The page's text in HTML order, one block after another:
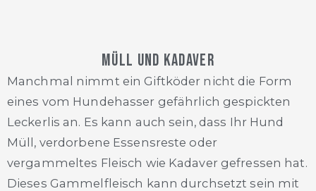
Müll und Kadaver
Manchmal nimmt ein Giftköder nicht die Form
eines vom Hundehasser gefährlich gespickten
Leckerlis an. Es kann auch sein, dass Ihr Hund
Müll, verdorbene Essensreste oder
vergammeltes Fleisch wie Kadaver gefressen hat.
Dieses Gammelfleisch kann durchsetzt sein mit